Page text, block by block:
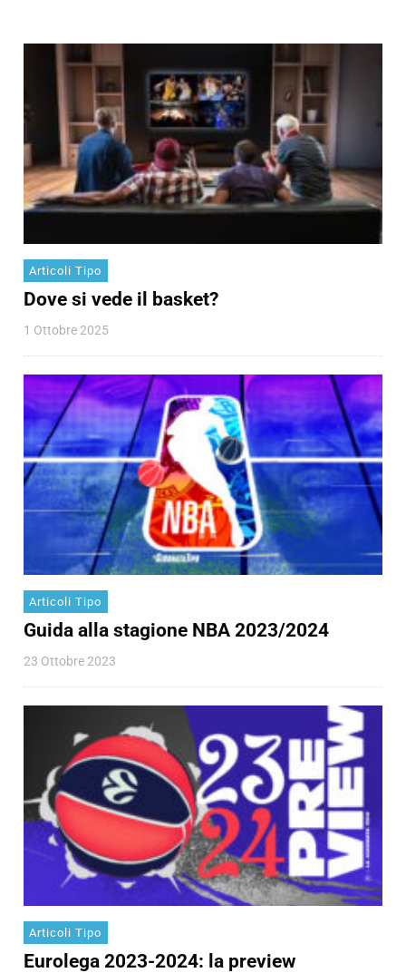
Articoli Tipo
Dove si vede il basket?
1 Ottobre 2025
Articoli Tipo
Guida alla stagione NBA 2023/2024
23 Ottobre 2023
Articoli Tipo
Eurolega 2023-2024: la preview